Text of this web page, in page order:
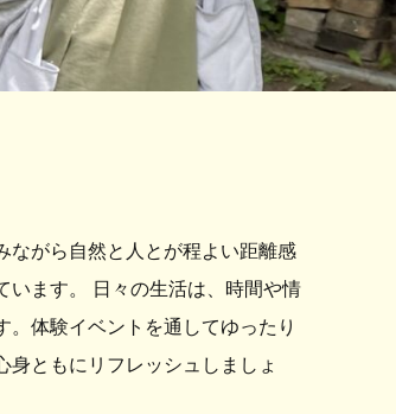
ながら自然と人とが程よい距離感
います。 日々の生活は、時間や情
体験イベントを通してゆったり
身ともにリフレッシュしましょ